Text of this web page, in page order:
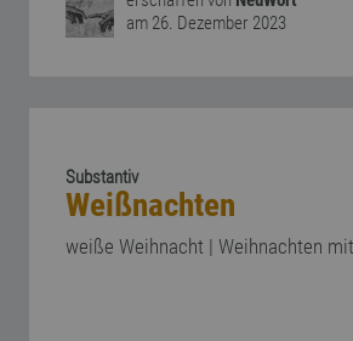
am 26. Dezember 2023
Substantiv
Weißnachten
weiße Weihnacht | Weihnachten